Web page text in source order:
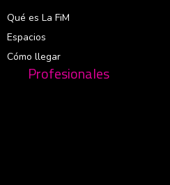
Qué es La FiM
Espacios
Cómo llegar
Profesionales